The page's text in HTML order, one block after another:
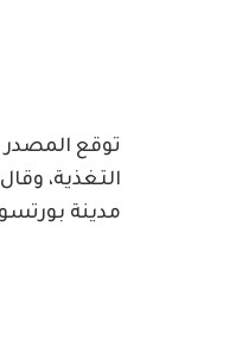
توقع المصدر
التغذية،
مدينة